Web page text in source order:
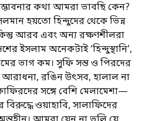
কথা আমরা ভাবছি কেন?
হয়তো হিন্দুদের থেকে ভিন্ন
আরব এবং অন্য রক্ষণশীলরা
ইসলাম অনেকটাই ‘হিন্দুস্থানি’,
ভাগ কম। সুফি সন্ত ও পিরদের
আরাধনা, রঙিন উৎসব, হালাল না
সঙ্গে বেশি মেলামেশা—
ওয়াহাবি, সালাফিদের